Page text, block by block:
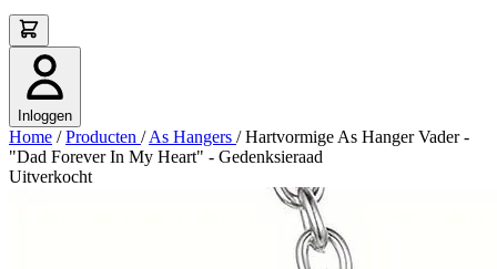
Inloggen
Home / Producten / As Hangers / Hartvormige As Hanger Vader -
"Dad Forever In My Heart" - Gedenksieraad
Uitverkocht